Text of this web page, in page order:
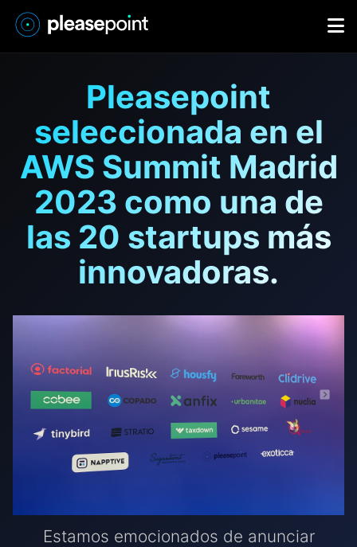
Pleasepoint
seleccionada en el
AWS Summit Madrid
2023 como una de
las 20 startups más
innovadoras.
Estamos emocionados de anunciar